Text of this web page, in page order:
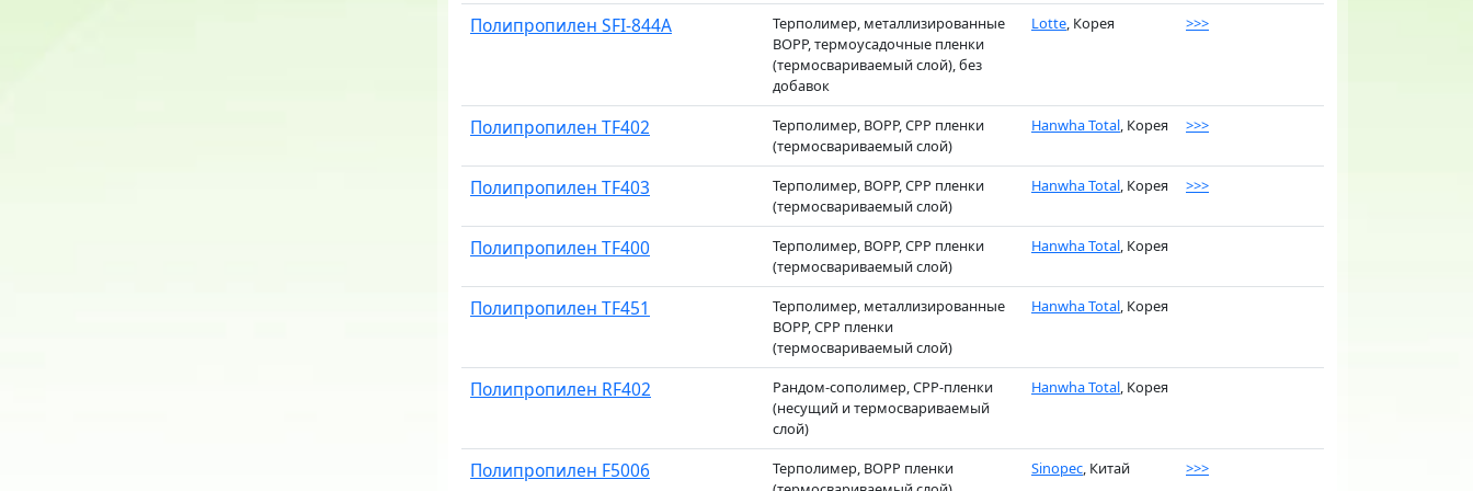
Полипропилен SFI-844A
Терполимер, металлизированные
BOPP, термоусадочные пленки
(термосвариваемый слой), без
добавок
Lotte, Корея >>>
Полипропилен TF402
Терполимер, BOPP, CPP пленки
(термосвариваемый слой)
Hanwha Total, Корея >>>
Полипропилен TF403
Терполимер, BOPP, CPP пленки
(термосвариваемый слой)
Hanwha Total, Корея >>>
Полипропилен TF400
Терполимер, BOPP, CPP пленки
(термосвариваемый слой)
Hanwha Total, Корея
Полипропилен TF451
Терполимер, металлизированные
BOPP, CPP пленки
(термосвариваемый слой)
Hanwha Total, Корея
Полипропилен RF402
Рандом-сополимер, CPP-пленки
(несущий и термосвариваемый
слой)
Hanwha Total, Корея
Полипропилен F5006
Терполимер, BOPP пленки
Sinopec, Китай >>>